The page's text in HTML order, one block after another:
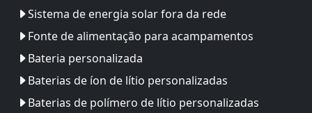
Sistema de energia solar fora da rede
Fonte de alimentação para acampamentos
Bateria personalizada
Baterias de íon de lítio personalizadas
Baterias de polímero de lítio personalizadas